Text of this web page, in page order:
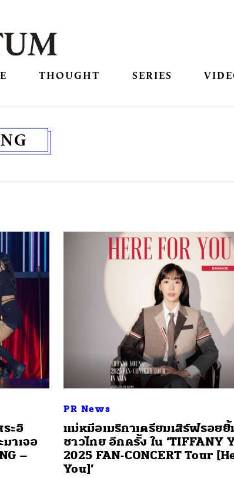
THOUGHT SERIES
ะอิ
าเจอ
–
PR News
แม่หมีอเมริกาเตรียมเสิร์ฟรอยยิ้
ชาวไทย อีกครั้ง ใน ‘TIFFANY
2025 FAN-CONCERT Tour
You]’